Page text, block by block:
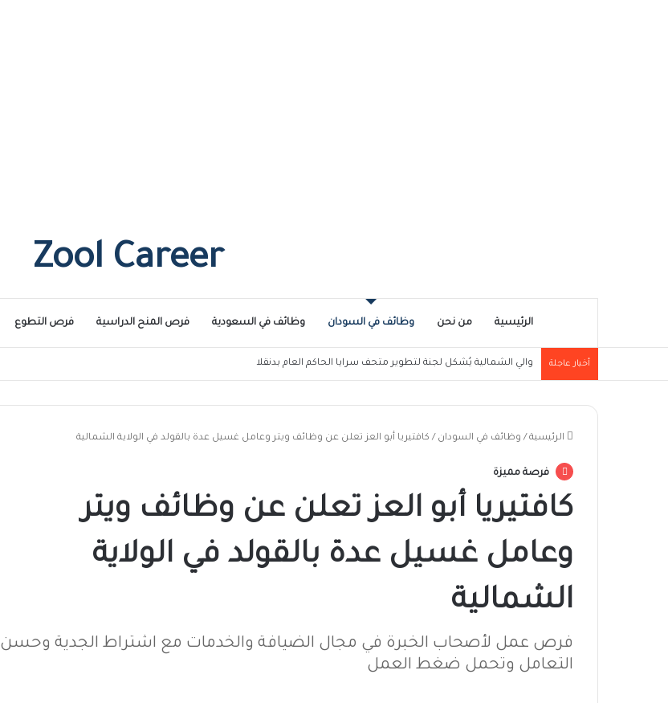
Zool Career
الرئيسية من نحن وظائف في السودان وظائف في السعودية فرص المنح الدراسية فرص التطوع
أخبار عاجلة والي الشمالية يُشكل لجنة لتطوير متحف سرايا الحاكم العام بدنقلا
الرئيسية / وظائف في السودان / كافتيريا أبو العز تعلن عن وظائف ويتر وعامل غسيل عدة بالقولد في الولاية الشمالية
فرصة مميزة
كافتيريا أبو العز تعلن عن وظائف ويتر
وعامل غسيل عدة بالقولد في الولاية
الشمالية
فرص عمل لأصحاب الخبرة في مجال الضيافة والخدمات مع اشتراط الجدية وحسن
التعامل وتحمل ضغط العمل